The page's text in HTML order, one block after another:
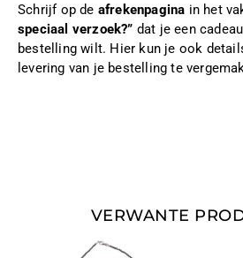
Schrijf op de afrekenpagina in het
speciaal verzoek?” dat je een
bestelling wilt. Hier kun je ook
levering van je bestelling te
VERWANTE